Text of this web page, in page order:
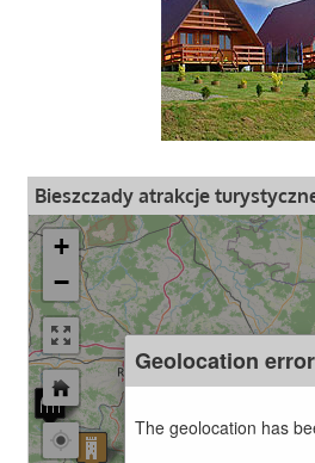
Bieszczady atrakcje
+
−
Geolocation error
The geolocation has